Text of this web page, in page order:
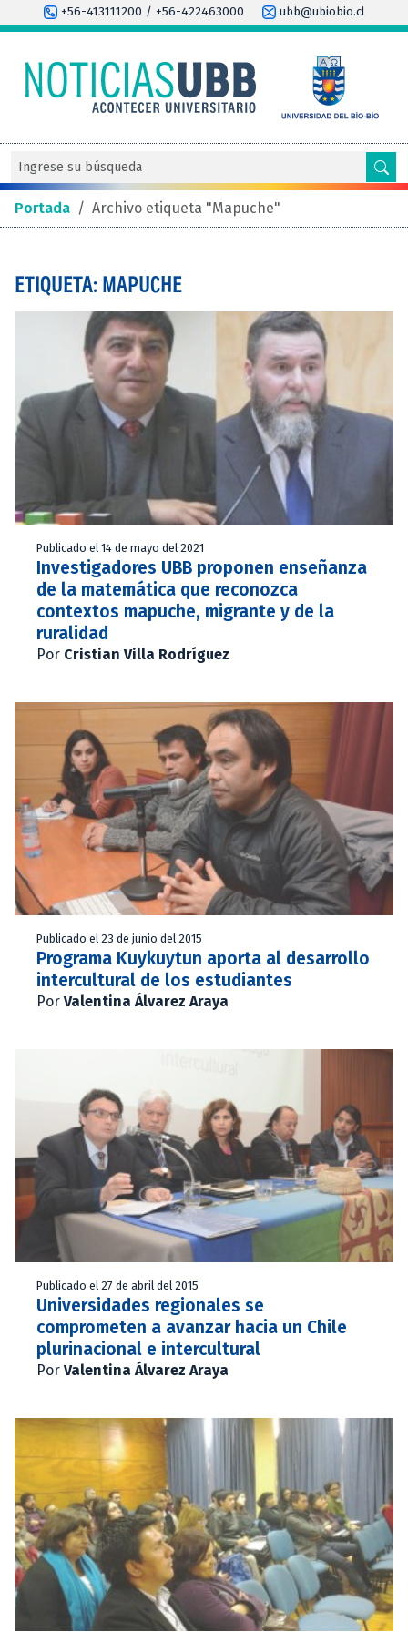
+56-413111200 / +56-422463000 ubb@ubiobio.cl
Portada / Archivo etiqueta "Mapuche"
ETIQUETA: MAPUCHE
Publicado el 14 de mayo del 2021
Investigadores UBB proponen enseñanza
de la matemática que reconozca
contextos mapuche, migrante y de la
ruralidad
Por Cristian Villa Rodríguez
Publicado el 23 de junio del 2015
Programa Kuykuytun aporta al desarrollo
intercultural de los estudiantes
Por Valentina Álvarez Araya
Publicado el 27 de abril del 2015
Universidades regionales se
comprometen a avanzar hacia un Chile
plurinacional e intercultural
Por Valentina Álvarez Araya